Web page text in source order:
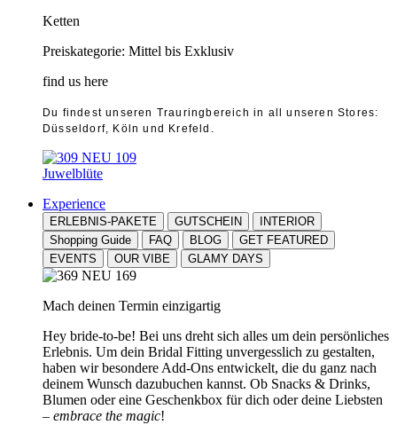
Ketten
Preiskategorie: Mittel bis Exklusiv
find us here
Du findest unseren Trauringbereich in all unseren Stores:
Düsseldorf, Köln und Krefeld.
Juwelblüte
Experience
ERLEBNIS-PAKETE GUTSCHEIN
INTERIOR
Shopping Guide
FAQ BLOG
GET FEATURED
EVENTS
OUR VIBE GLAMY DAYS
Mach deinen Termin einzigartig
Hey bride-to-be! Bei uns dreht sich alles um dein persönliches
Erlebnis. Um dein Bridal Fitting unvergesslich zu gestalten,
haben wir besondere Add-Ons entwickelt, die du ganz nach
deinem Wunsch dazubuchen kannst. Ob Snacks & Drinks,
Blumen oder eine Geschenkbox für dich oder deine Liebsten
– embrace the magic!